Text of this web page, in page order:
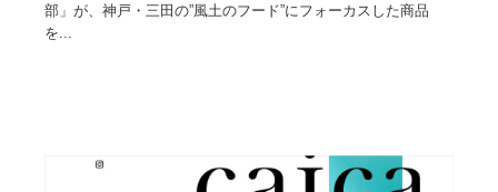
部」が、神戸・三田の”風土のフード”にフォーカスした商品
を...